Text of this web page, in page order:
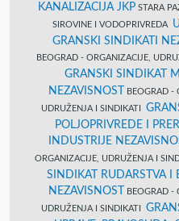
KANALIZACIJA JKPSTARA
SIROVINE I VODOPRIVREDA
GRANSKI SINDIKATI
BEOGRAD - ORGANIZACIJE,
GRANSKI SINDIKAT
NEZAVISNOST
BEOGRAD -
UDRUŽENJA I SINDIKATI
POLJOPRIVREDE I
INDUSTRIJE
ORGANIZACIJE, UDRUŽENJA I
SINDIKAT RUDARSTVA I
NEZAVISNOST
BEOGRAD -
UDRUŽENJA I SINDIKATI